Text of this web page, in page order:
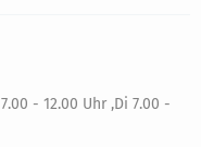
- 12.00 Uhr ,Di 7.00 -